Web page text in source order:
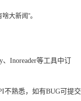
大新闻”。
Inoreader等工具中订
不熟悉，如有BUG可提交